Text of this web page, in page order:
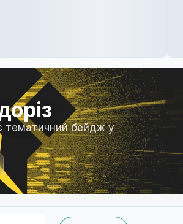
тематичний бейдж у